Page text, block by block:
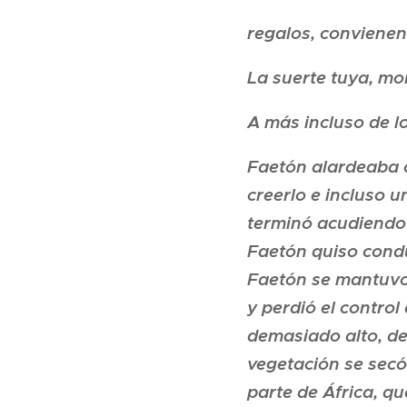
regalos,
La suerte tuya,
A más incluso de
Faetón alardeaba
creerlo e incluso
terminó
Faetón quiso
Faetón se
y perdió el control
demasiado alto,
vegetación se
parte de África,